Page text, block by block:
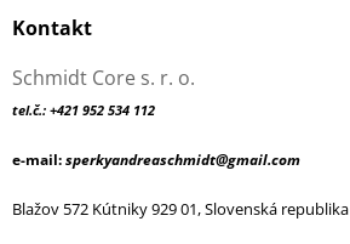
Kontakt
Schmidt Core s. r. o.
tel.č.: +421 952 534 112
e-mail: sperkyandreaschmidt@gmail.com
Blažov 572 Kútniky 929 01, Slovenská republika